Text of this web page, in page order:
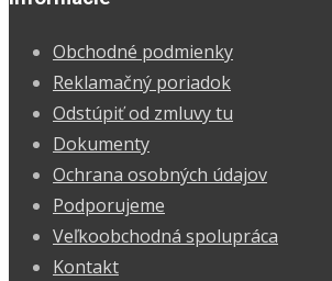
Obchodné podmienky
Reklamačný poriadok
Odstúpiť od zmluvy tu
Dokumenty
Ochrana osobných údajov
Podporujeme
Veľkoobchodná spolupráca
Kontakt